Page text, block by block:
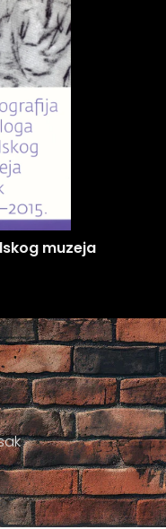
muzeja